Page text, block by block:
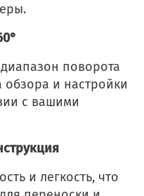
поворота
и настройки
с вашими
и легкость, что